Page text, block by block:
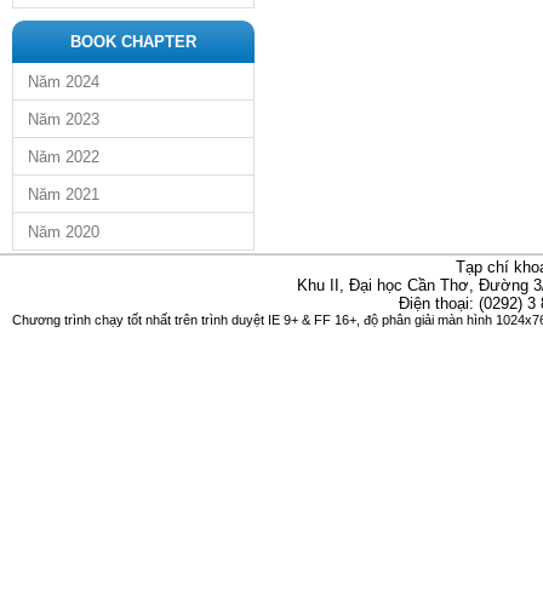
BOOK CHAPTER
Năm 2024
Năm 2023
Năm 2022
Năm 2021
Năm 2020
Tạp chí
Khu II, Đại học Cần Thơ, Đường
Điện thoại: (0292)
Chương trình chạy tốt nhất trên trình duyệt IE 9+ & FF 16+, độ phân giải màn hình